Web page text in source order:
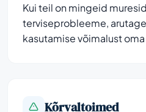
Kui teil on mingeid
terviseprobleeme,
kasutamise võimalust
Kõrvaltoimed